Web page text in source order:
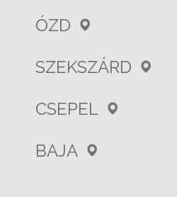
ÓZD
SZEKSZÁRD
CSEPEL
BAJA